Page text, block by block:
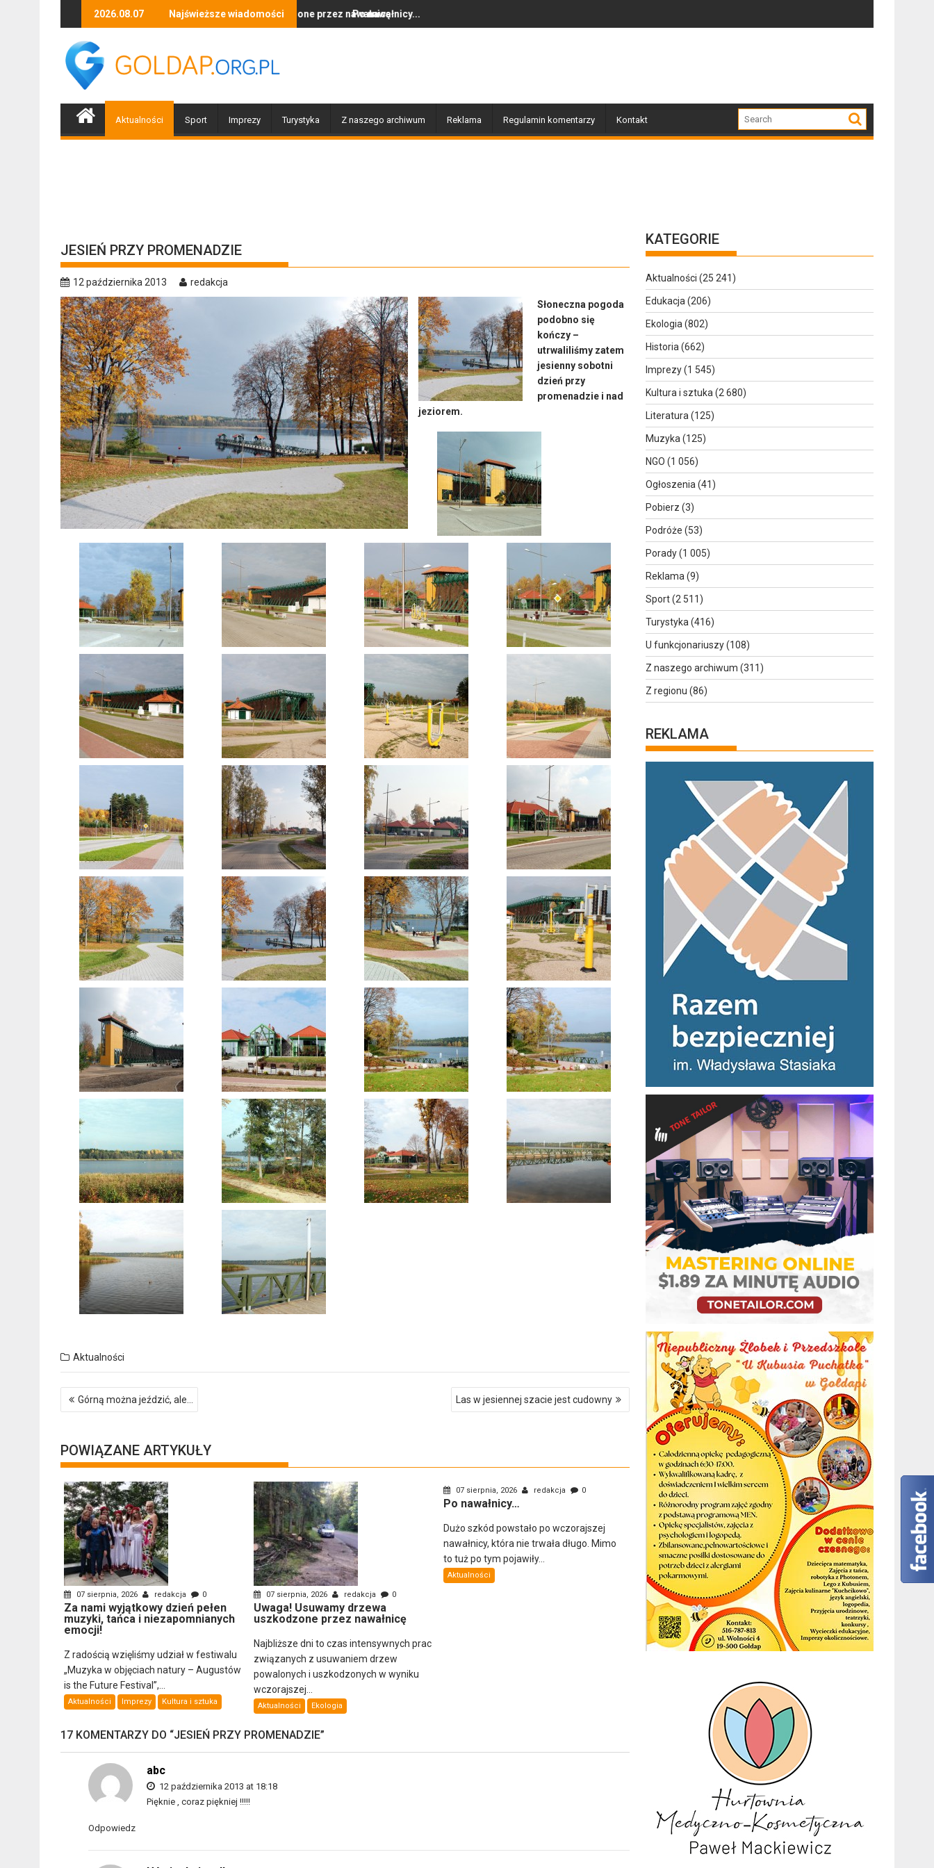
2026.08.07 Najświeższe wiadomości
i niezapomnianych emocji!
Uwaga! Usuwamy drzewa uszkodzone przez nawałnicęPo nawałnicy...
Aktualności Sport Imprezy Turystyka Z naszego archiwum Reklama Regulamin komentarzy Kontakt
JESIEŃ PRZY PROMENADZIE
12 października 2013
redakcja
Słoneczna pogoda
podobno się
kończy –
utrwaliliśmy zatem
jesienny sobotni
dzień przy
promenadzie i nad
jeziorem.
Aktualności
Nawigacja
wpisu
Górną można jeździć, ale… Las w jesiennej szacie jest cudowny
POWIĄZANE ARTYKUŁY
07 sierpnia, 2026 redakcja 0
Za nami wyjątkowy dzień pełen
muzyki, tańca i niezapomnianych
emocji!
Z radością wzięliśmy udział w festiwalu
„Muzyka w objęciach natury – Augustów
is the Future Festival”,...
Aktualności Imprezy Kultura i sztuka
07 sierpnia, 2026 redakcja 0
Uwaga! Usuwamy drzewa
uszkodzone przez nawałnicę
Najbliższe dni to czas intensywnych prac
związanych z usuwaniem drzew
powalonych i uszkodzonych w wyniku
wczorajszej...
Aktualności Ekologia
07 sierpnia, 2026 redakcja 0
Po nawałnicy…
Dużo szkód powstało po wczorajszej
nawałnicy, która nie trwała długo. Mimo
to tuż po tym pojawiły...
Aktualności
17 KOMENTARZY DO “JESIEŃ PRZY PROMENADZIE”
abc
12 października 2013 at 18:18
Pięknie , coraz piękniej !!!!!
Odpowiedz
KATEGORIE
Aktualności (25 241)
Edukacja (206)
Ekologia (802)
Historia (662)
Imprezy(1 545)
Kultura i sztuka (2 680)
Literatura (125)
Muzyka (125)
NGO (1 056)
Ogłoszenia (41)
Pobierz (3)
Podróże (53)
Porady(1 005)
Reklama (9)
Sport(2 511)
Turystyka (416)
U funkcjonariuszy(108)
Z naszego archiwum (311)
Z regionu (86)
REKLAMA